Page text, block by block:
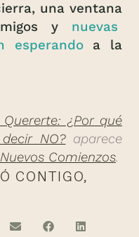
una ventana
y nuevas
esperandoa la
¿Por qué
NO?aparece
Comienzos.
CONTIGO,